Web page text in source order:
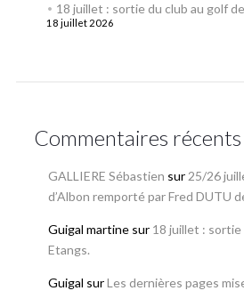
18 juillet : sortie du club au golf
18 juillet 2026
Commentaires récents
GALLIERE Sébastien sur 25/26
d’Albon remporté par Fred DUTU
Guigal martinesur 18 juillet : sortie
Etangs.
Guigal surLes dernières pages